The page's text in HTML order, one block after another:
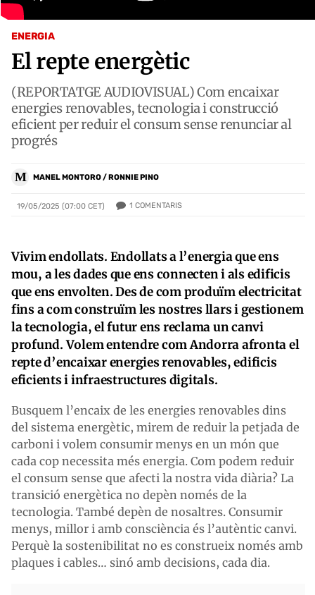
ENERGIA
El repte energètic
(REPORTATGE AUDIOVISUAL) Com encaixar
energies renovables, tecnologia i construcció
eficient per reduir el consum sense renunciar al
progrés
M MANEL MONTORO / RONNIE PINO
19/05/2025 (07:00 CET) 1 COMENTARIS
Vivim endollats. Endollats a l’energia que ens
mou, a les dades que ens connecten i als edificis
que ens envolten. Des de com produïm electricitat
fins a com construïm les nostres llars i gestionem
la tecnologia, el futur ens reclama un canvi
profund. Volem entendre com Andorra afronta el
repte d’encaixar energies renovables, edificis
eficients i infraestructures digitals.
Busquem l’encaix de les energies renovables dins
del sistema energètic, mirem de reduir la petjada de
carboni i volem consumir menys en un món que
cada cop necessita més energia. Com podem reduir
el consum sense que afecti la nostra vida diària? La
transició energètica no depèn només de la
tecnologia. També depèn de nosaltres. Consumir
menys, millor i amb consciència és l’autèntic canvi.
Perquè la sostenibilitat no es construeix només amb
plaques i cables… sinó amb decisions, cada dia.